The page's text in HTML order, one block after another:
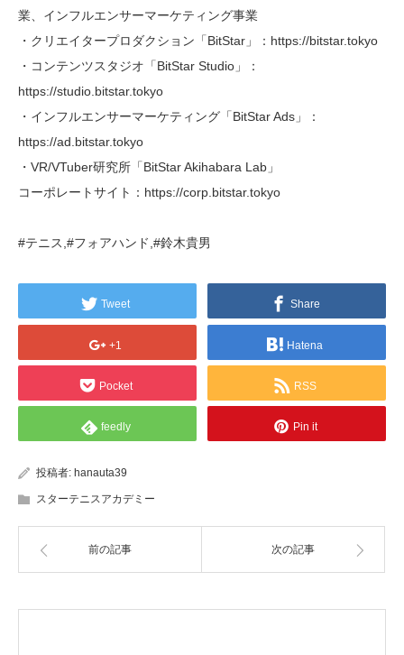
業、インフルエンサーマーケティング事業
・クリエイタープロダクション「BitStar」：https://bitstar.tokyo
・コンテンツスタジオ「BitStar Studio」：
https://studio.bitstar.tokyo
・インフルエンサーマーケティング「BitStar Ads」：
https://ad.bitstar.tokyo
・VR/VTuber研究所「BitStar Akihabara Lab」
コーポレートサイト：https://corp.bitstar.tokyo
#テニス,#フォアハンド,#鈴木貴男
Tweet Share
+1 Hatena
Pocket RSS
feedly Pin it
投稿者: hanauta39
スターテニスアカデミー
前の記事 次の記事